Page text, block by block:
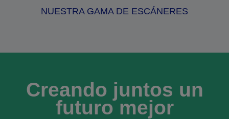
NUESTRA GAMA DE ESCÁNERES
Creando juntos un
futuro mejor